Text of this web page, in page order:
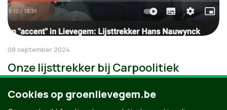
08 september 2024
Onze lijsttrekker bij Carpoolitiek
Cookies op groenlievegem.be